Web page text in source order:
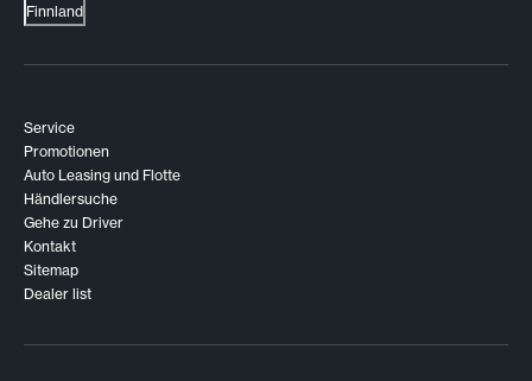
Finnland
Service
Promotionen
Auto Leasing und Flotte
Händlersuche
Gehe zu Driver
Kontakt
Sitemap
Dealer list